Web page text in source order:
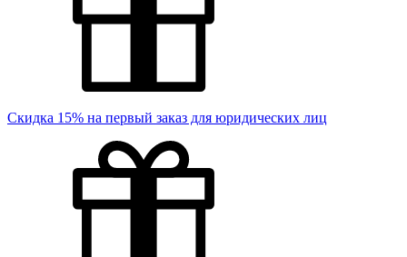
Скидка 15% на первый заказ для юридических лиц